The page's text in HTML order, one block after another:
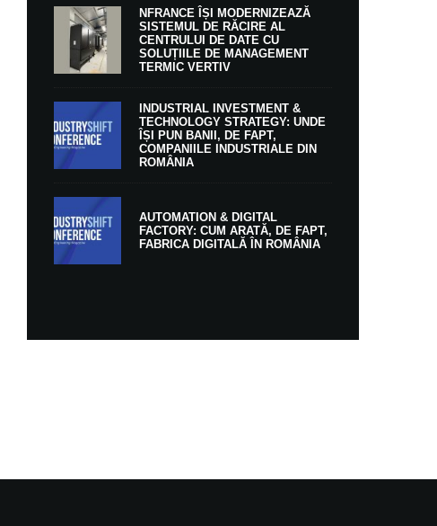
NFRANCE ÎȘI MODERNIZEAZĂ
SISTEMUL DE RĂCIRE AL
CENTRULUI DE DATE CU
SOLUȚIILE DE MANAGEMENT
TERMIC VERTIV
INDUSTRIAL INVESTMENT &
TECHNOLOGY STRATEGY: UNDE
ÎȘI PUN BANII, DE FAPT,
COMPANIILE INDUSTRIALE DIN
ROMÂNIA
AUTOMATION & DIGITAL
FACTORY: CUM ARATĂ, DE FAPT,
FABRICA DIGITALĂ ÎN ROMÂNIA